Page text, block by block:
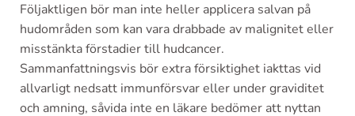
Följaktligen bör man inte heller applicera salvan på
hudområden som kan vara drabbade av malignitet eller
misstänkta förstadier till hudcancer.
Sammanfattningsvis bör extra försiktighet iakttas vid
allvarligt nedsatt immunförsvar eller under graviditet
och amning, såvida inte en läkare bedömer att nyttan